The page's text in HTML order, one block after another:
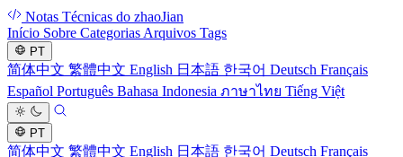
Notas Técnicas do zhaoJian
Início Sobre Categorias Arquivos Tags
PT
简体中文 繁體中文 English 日本語 한국어 Deutsch Français
Español Português Bahasa Indonesia ภาษาไทย Tiếng Việt
PT
简体中文 繁體中文 English 日本語 한국어 Deutsch Français